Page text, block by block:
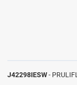
J42298IESW-